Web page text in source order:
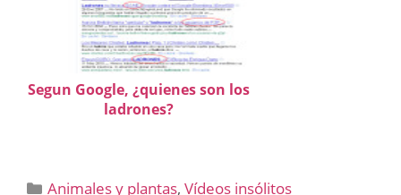
Segun Google, ¿quienes son los
ladrones?
Categorías
Animales y plantas,Vídeos insólitos